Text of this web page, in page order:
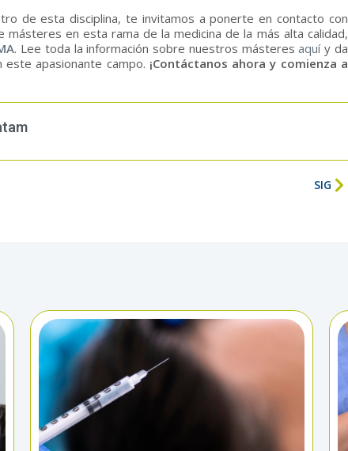
de esta disciplina, te invitamos a ponerte en contacto con
en esta rama de la medicina de la más alta calidad,
. Lee toda la información sobre nuestros másteresaquíy da
apasionante campo. ¡Contáctanos ahora y comienza a
SIG